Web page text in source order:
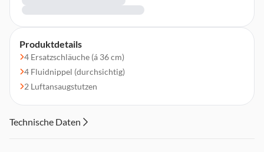
Produktdetails
4 Ersatzschläuche (á 36 cm)
4 Fluidnippel (durchsichtig)
2 Luftansaugstutzen
Technische Daten